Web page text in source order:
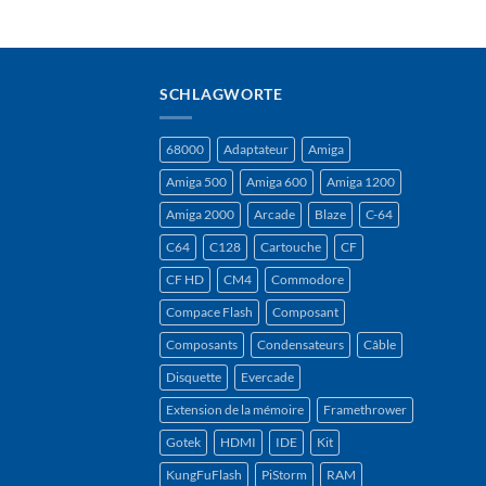
SCHLAGWORTE
68000 Adaptateur Amiga
Amiga 500 Amiga 600 Amiga 1200
Amiga 2000 Arcade Blaze C-64
C64 C128 Cartouche CF
CF HD CM4 Commodore
Compace Flash Composant
Composants Condensateurs Câble
Disquette Evercade
Extension de la mémoire Framethrower
Gotek HDMI IDE Kit
KungFuFlash PiStorm RAM